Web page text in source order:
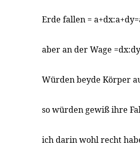
Erde fallen =
aber an der Wage
Würden beyde Körper
so würden gewiß ihre
ich darin wohl recht